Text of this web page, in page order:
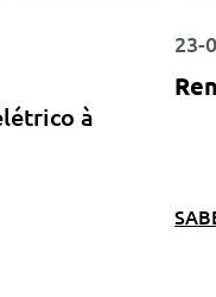
à
23-